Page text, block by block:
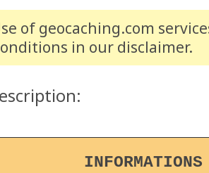
of geocaching.com
in our disclaimer.
INFORMATIONS